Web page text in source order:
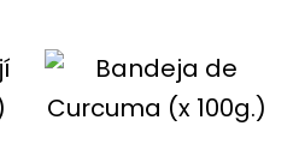
«PURA
FRUTTA»
(1Lts.)